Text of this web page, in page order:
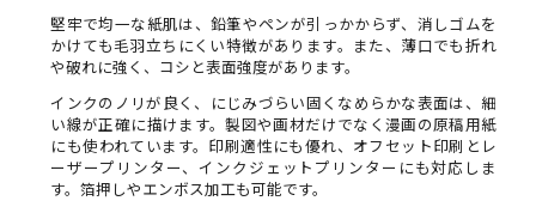
堅牢で均一な紙肌は、鉛筆やペンが引っかからず、消しゴムを
かけても毛羽立ちにくい特徴があります。また、薄口でも折れ
や破れに強く、コシと表面強度があります。
インクのノリが良く、にじみづらい固くなめらかな表面は、細
い線が正確に描けます。製図や画材だけでなく漫画の原稿用紙
にも使われています。印刷適性にも優れ、オフセット印刷とレ
ーザープリンター、インクジェットプリンターにも対応しま
す。箔押しやエンボス加工も可能です。